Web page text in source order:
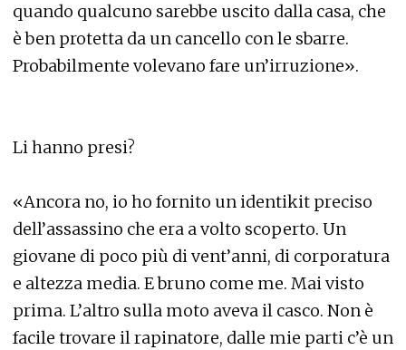
quando qualcuno sarebbe uscito dalla casa, che
è ben protetta da un cancello con le sbarre.
Probabilmente volevano fare un’irruzione».
Li hanno presi?
«Ancora no, io ho fornito un identikit preciso
dell’assassino che era a volto scoperto. Un
giovane di poco più di vent’anni, di corporatura
e altezza media. E bruno come me. Mai visto
prima. L’altro sulla moto aveva il casco. Non è
facile trovare il rapinatore, dalle mie parti c’è un